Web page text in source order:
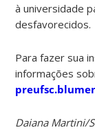
à universidade
desfavorecidos.
Para fazer sua
informações
Daiana Martini/